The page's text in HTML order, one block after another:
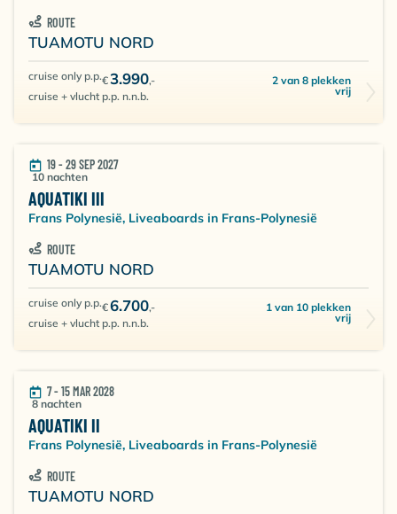
ROUTE
TUAMOTU NORD
cruise only p.p.€3.990,-
cruise + vlucht p.p. n.n.b.
2 van 8 plekken
vrij
19 - 29 SEP 2027
10 nachten
AQUATIKI III
Frans Polynesië, Liveaboards in Frans-Polynesië
ROUTE
TUAMOTU NORD
cruise only p.p.€6.700,-
cruise + vlucht p.p. n.n.b.
1 van 10 plekken
vrij
7 - 15 MAR 2028
8 nachten
AQUATIKI II
Frans Polynesië, Liveaboards in Frans-Polynesië
ROUTE
TUAMOTU NORD